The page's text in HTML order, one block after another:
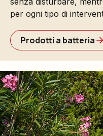
per ogni tipo di
Prodotti a batteria